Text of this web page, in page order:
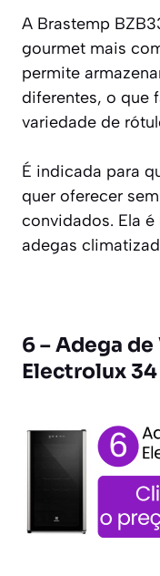
A Brastemp
gourmet mais
permite
diferentes, o que
variedade de
É indicada para
quer oferecer
convidados. Ela
adegas
6 – Adega
Electrolux 34